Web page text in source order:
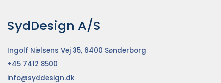
SydDesign A/S
Ingolf Nielsens Vej 35, 6400 Sønderborg
+45 7412 8500
info@syddesign.dk